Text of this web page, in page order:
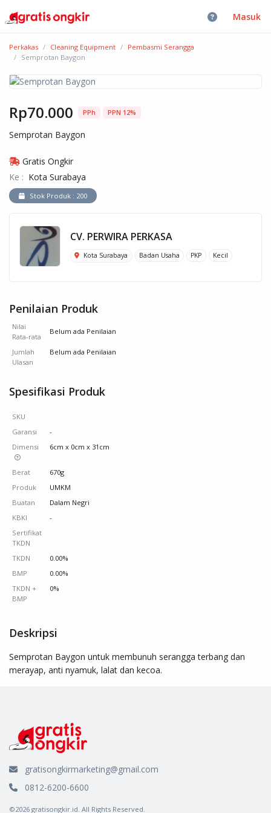
Masuk
Perkakas Cleaning Equipment
Pembasmi Serangga
Semprotan Baygon
Rp70.000 PPh PPN 12%
Semprotan Baygon
Gratis Ongkir
Ke : Kota Surabaya
Stok Produk : 200
CV. PERWIRA PERKASA
Kota Surabaya Badan Usaha PKP Kecil
Penilaian Produk
Nilai
Rata-rata
Belum ada Penilaian
Jumlah
Ulasan
Belum ada Penilaian
Spesifikasi Produk
SKU
Garansi
-
Dimensi
6cm x 0cm x 31cm
Berat
670g
Produk
UMKM
Buatan
Dalam Negri
KBKI
-
Sertifikat
TKDN
TKDN
0.00%
BMP
0.00%
TKDN +
BMP
0%
Deskripsi
Semprotan Baygon untuk membunuh serangga terbang dan
merayap, anti nyamuk, lalat dan kecoa.
gratisongkirmarketing@gmail.com
0812-6200-6600
©2026 gratisongkir.id. All Rights Reserved.